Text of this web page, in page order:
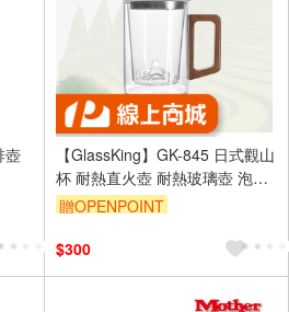
壺
【GlassKing】GK-845 日式觀山
杯 耐熱直火壺 耐熱玻璃壺 泡茶
壺 木把茶壺 個人杯 三件杯
贈OPENPOINT
$300